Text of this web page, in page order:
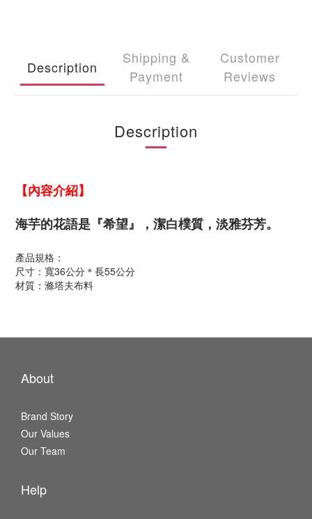
Description
Shipping &
Payment
Customer
Reviews
Description
【內容介紹】
海芋的花語是『希望』，潔白樸質，淡雅芬芳。
產品規格：
尺寸：寬36公分＊長55公分
材質：滌塔夫布料
About
Brand Story
Our Values
Our Team
Help